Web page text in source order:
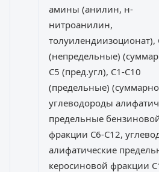
амины (анилин, н-
нитроанилин,
толуилендиизоционат),
(непредельные)
С5 (пред.угл), С1-С10
(предельные)
углеводороды
предельные
фракции С6-С12,
алифатические
керосиновой фракции